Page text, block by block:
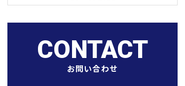
CONTACT
お問い合わせ